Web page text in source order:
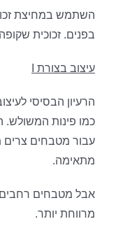
השתמש במחיצת
בפנים. זכוכית
עיצוב בצורת
הרעיון הבסיסי
כמו פינות המשולש.
עבור מטבחים צרים
מתאימה.
מרווחת יותר.